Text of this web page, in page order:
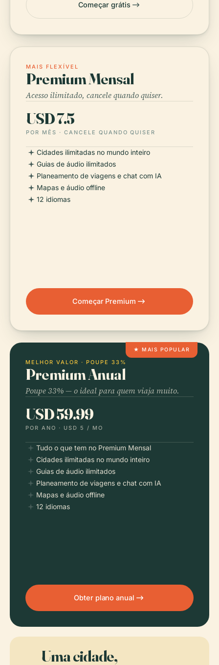
Começar grátis
MAIS FLEXÍVEL
Premium Mensal
Acesso ilimitado, cancele quando quiser.
USD 7.5
POR MÊS · CANCELE QUANDO QUISER
Cidades ilimitadas no mundo inteiro
Guias de áudio ilimitados
Planeamento de viagens e chat com IA
Mapas e áudio offline
12 idiomas
Começar Premium
★ MAIS POPULAR
MELHOR VALOR · POUPE 33%
Premium Anual
Poupe 33% — o ideal para quem viaja muito.
USD 59.99
POR ANO · USD 5 / MO
Tudo o que tem no Premium Mensal
Cidades ilimitadas no mundo inteiro
Guias de áudio ilimitados
Planeamento de viagens e chat com IA
Mapas e áudio offline
12 idiomas
Obter plano anual
Uma cidade,